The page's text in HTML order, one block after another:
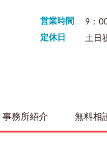
営業時間
9：
定休日
土日
事務所紹介 無料相